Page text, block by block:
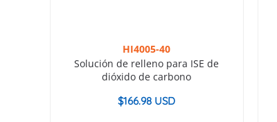
HI4005-40
Solución de relleno para ISE de
dióxido de carbono
$166.98 USD